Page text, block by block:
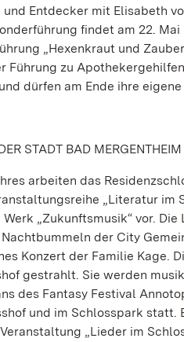
und Entdecker mit Elisabeth
findet am 22.
„Hexenkraut und
Führung zu
dürfen am Ende ihre
STADT BAD MERGENTHEIM
arbeiten das
„Literatur im
„Zukunftsmusik“ vor.
der City
Konzert der Familie Kage.
gestrahlt. Sie werden
des Fantasy Festival
und im Schlosspark
„Lieder im